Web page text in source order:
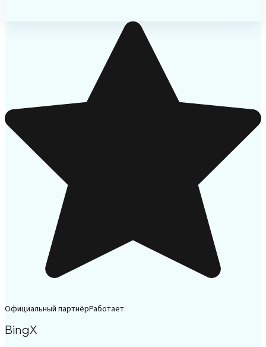
Официальный партнёрРаботает
BingX